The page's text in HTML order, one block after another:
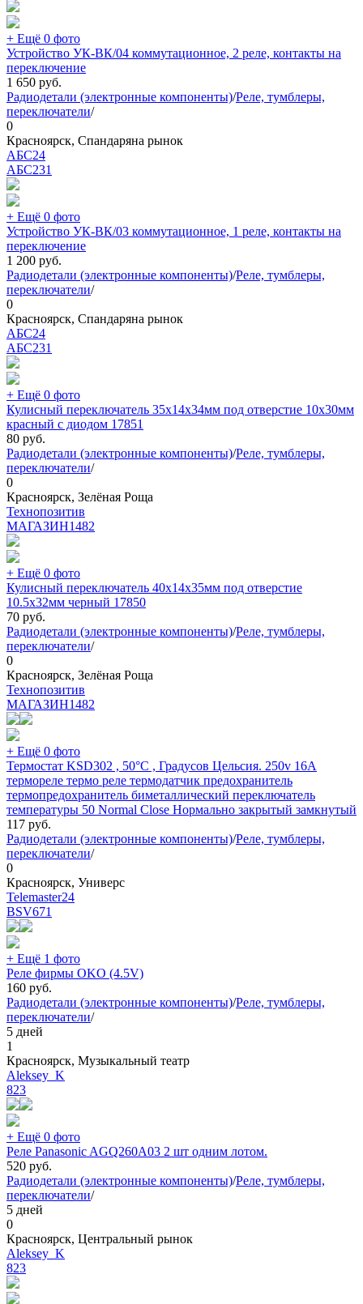
+ Ещё 0 фото
Устройство УК-ВК/04 коммутационное, 2 реле, контакты на
переключение
1 650 руб.
Радиодетали (электронные компоненты)/Реле, тумблеры,
переключатели/
0
Красноярск, Спандаряна рынок
АБС24
АБС231
+ Ещё 0 фото
Устройство УК-ВК/03 коммутационное, 1 реле, контакты на
переключение
1 200 руб.
Радиодетали (электронные компоненты)/Реле, тумблеры,
переключатели/
0
Красноярск, Спандаряна рынок
АБС24
АБС231
+ Ещё 0 фото
Кулисный переключатель 35х14х34мм под отверстие 10х30мм
красный с диодом 17851
80 руб.
Радиодетали (электронные компоненты)/Реле, тумблеры,
переключатели/
0
Красноярск, Зелёная Роща
Технопозитив
МАГАЗИН1482
+ Ещё 0 фото
Кулисный переключатель 40х14х35мм под отверстие
10.5х32мм черный 17850
70 руб.
Радиодетали (электронные компоненты)/Реле, тумблеры,
переключатели/
0
Красноярск, Зелёная Роща
Технопозитив
МАГАЗИН1482
+ Ещё 0 фото
Термостат KSD302 , 50°C , Градусов Цельсия. 250v 16A
термореле термо реле термодатчик предохранитель
термопредохранитель биметаллический переключатель
температуры 50 Normal Close Нормально закрытый замкнутый
117 руб.
Радиодетали (электронные компоненты)/Реле, тумблеры,
переключатели/
0
Красноярск, Универс
Telemaster24
BSV671
+ Ещё 1 фото
Реле фирмы OKO (4.5V)
160 руб.
Радиодетали (электронные компоненты)/Реле, тумблеры,
переключатели/
5 дней
1
Красноярск, Музыкальный театр
Aleksey_K
823
+ Ещё 0 фото
Реле Panasonic AGQ260A03 2 шт одним лотом.
520 руб.
Радиодетали (электронные компоненты)/Реле, тумблеры,
переключатели/
5 дней
0
Красноярск, Центральный рынок
Aleksey_K
823